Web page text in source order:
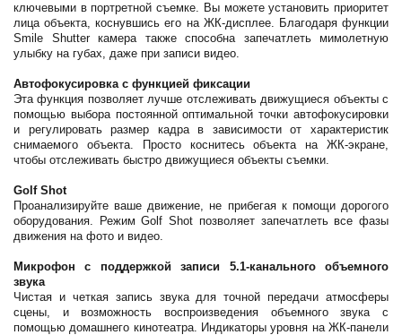
ключевыми в портретной съемке. Вы можете установить приоритет
лица объекта, коснувшись его на ЖК-дисплее. Благодаря функции
Smile Shutter камера также способна запечатлеть мимолетную
улыбку на губах, даже при записи видео.
Автофокусировка с функцией фиксации
Эта функция позволяет лучше отслеживать движущиеся объекты с
помощью выбора постоянной оптимальной точки автофокусировки
и регулировать размер кадра в зависимости от характеристик
снимаемого объекта. Просто коснитесь объекта на ЖК-экране,
чтобы отслеживать быстро движущиеся объекты съемки.
Golf Shot
Проанализируйте ваше движение, не прибегая к помощи дорогого
оборудования. Режим Golf Shot позволяет запечатлеть все фазы
движения на фото и видео.
Микрофон с поддержкой записи 5.1-канального объемного
звука
Чистая и четкая запись звука для точной передачи атмосферы
сцены, и возможность воспроизведения объемного звука с
помощью домашнего кинотеатра. Индикаторы уровня на ЖК-панели